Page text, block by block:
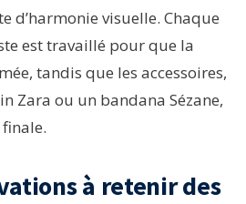
d’harmonie visuelle. Chaque
est travaillé pour que la
tandis que les accessoires,
Zara ou un bandana Sézane,
à retenir des